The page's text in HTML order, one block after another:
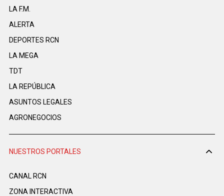
LA F.M.
ALERTA
DEPORTES RCN
LA MEGA
TDT
LA REPÚBLICA
ASUNTOS LEGALES
AGRONEGOCIOS
NUESTROS PORTALES
CANAL RCN
ZONA INTERACTIVA